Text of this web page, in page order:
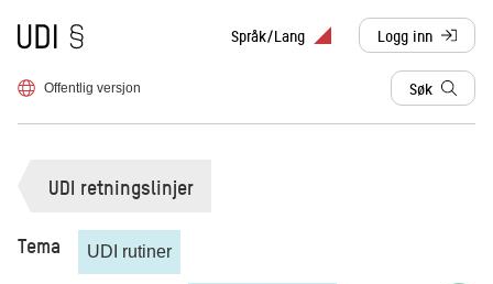
Til forsiden Språk/Lang Logg inn
, sendes til
Offentlig versjon Søk
UDI retningslinjer
Tema UDI rutiner